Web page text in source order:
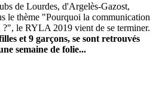
de Lourdes, d'Argelès-Gazost,
le thème "Pourquoi la communication
?", le RYLA 2019 vient de se terminer.
et 9 garçons, se sont retrouvés
semaine de folie...